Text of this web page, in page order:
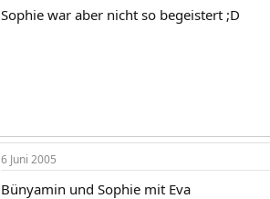
Sophie war aber nicht so begeistert ;D
6 Juni 2005
Bünyamin und Sophie mit Eva